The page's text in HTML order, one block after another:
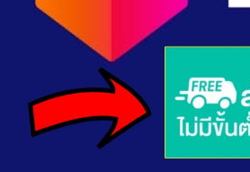
ก้วยังมีสีขาวสะอาดกลิ่นหอมอบอวล ทั้งยั
คลยิ่ง
งคลแก่บ้านและผู้อาศัย ควรปลูกต้นแก้วไ